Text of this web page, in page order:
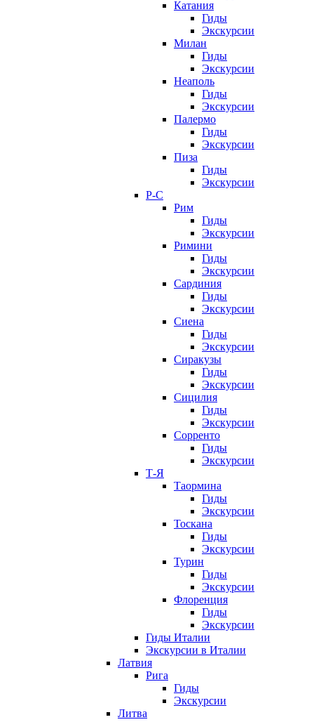
Катания
Гиды
Экскурсии
Милан
Гиды
Экскурсии
Неаполь
Гиды
Экскурсии
Палермо
Гиды
Экскурсии
Пиза
Гиды
Экскурсии
Р-С
Рим
Гиды
Экскурсии
Римини
Гиды
Экскурсии
Сардиния
Гиды
Экскурсии
Сиена
Гиды
Экскурсии
Сиракузы
Гиды
Экскурсии
Сицилия
Гиды
Экскурсии
Сорренто
Гиды
Экскурсии
Т-Я
Таормина
Гиды
Экскурсии
Тоскана
Гиды
Экскурсии
Турин
Гиды
Экскурсии
Флоренция
Гиды
Экскурсии
Гиды Италии
Экскурсии в Италии
Латвия
Рига
Гиды
Экскурсии
Литва